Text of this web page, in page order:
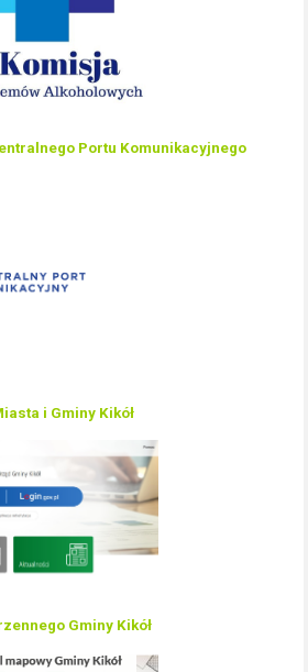
Portu Komunikacyjnego
i Gminy Kikół
Gminy Kikół